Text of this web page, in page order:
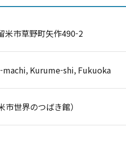
市草野町矢作490-2
machi, Kurume-shi, Fukuoka
市世界のつばき館）